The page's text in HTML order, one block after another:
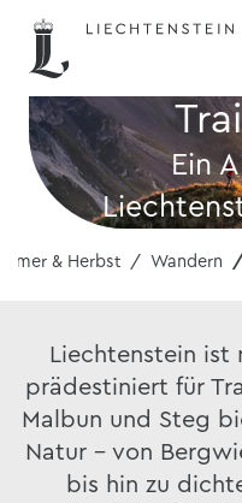
Ein
& Herbst Wandern
Liechtenstein ist
prädestiniert für
Malbun und Steg
Natur – von
bis hin zu